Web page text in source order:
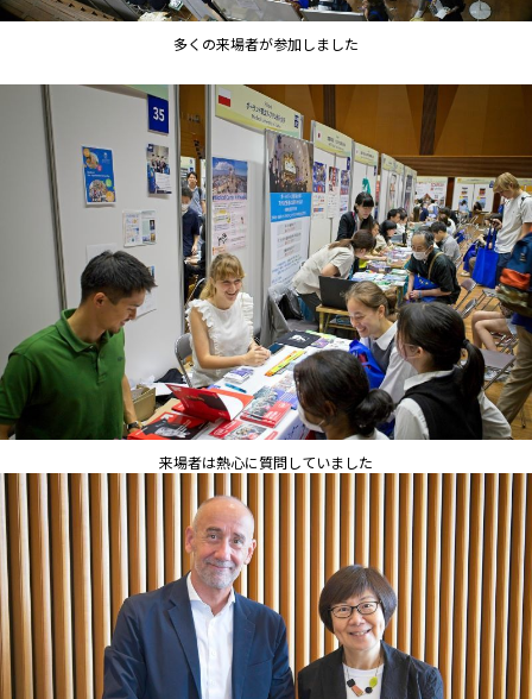
多くの来場者が参加しました
来場者は熱心に質問していました